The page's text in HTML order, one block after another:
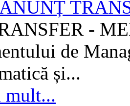
ANUNȚ
-
de
și...
mult...